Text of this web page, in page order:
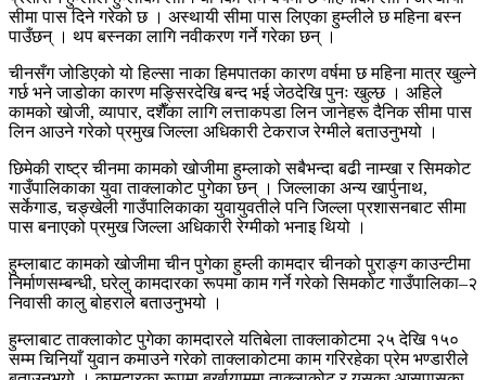
सीमा पास दिने गरेको छ । अस्थायी सीमा पास लिएका हुम्लीले छ महिना बस्न
पाउँछन् । थप बस्नका लागि नवीकरण गर्ने गरेका छन् ।
चीनसँग जोडिएको यो हिल्सा नाका हिमपातका कारण वर्षमा छ महिना मात्र खुल्ने
गर्छ भने जाडोका कारण मङ्सिरदेखि बन्द भई जेठदेखि पुनः खुल्छ । अहिले
कामको खोजी, व्यापार, दशैँका लागि लत्ताकपडा लिन जानेहरू दैनिक सीमा पास
लिन आउने गरेको प्रमुख जिल्ला अधिकारी टेकराज रेग्मीले बताउनुभयो ।
छिमेकी राष्ट्र चीनमा कामको खोजीमा हुम्लाको सबैभन्दा बढी नाम्खा र सिमकोट
गाउँपालिकाका युवा ताक्लाकोट पुगेका छन् । जिल्लाका अन्य खार्पुनाथ,
सर्केगाड, चङ्खेली गाउँपालिकाका युवायुवतीले पनि जिल्ला प्रशासनबाट सीमा
पास बनाएको प्रमुख जिल्ला अधिकारी रेग्मीको भनाइ थियो ।
हुम्लाबाट कामको खोजीमा चीन पुगेका हुम्ली कामदार चीनको पुराङ्ग काउन्टीमा
निर्माणसम्बन्धी, घरेलु कामदारका रूपमा काम गर्ने गरेको सिमकोट गाउँपालिका–२
निवासी कालु बोहराले बताउनुभयो ।
हुम्लाबाट ताक्लाकोट पुगेका कामदारले यतिबेला ताक्लाकोटमा २५ देखि १५०
सम्म चिनियाँ युवान कमाउने गरेको ताक्लाकोटमा काम गरिरहेका प्रेम भण्डारीले